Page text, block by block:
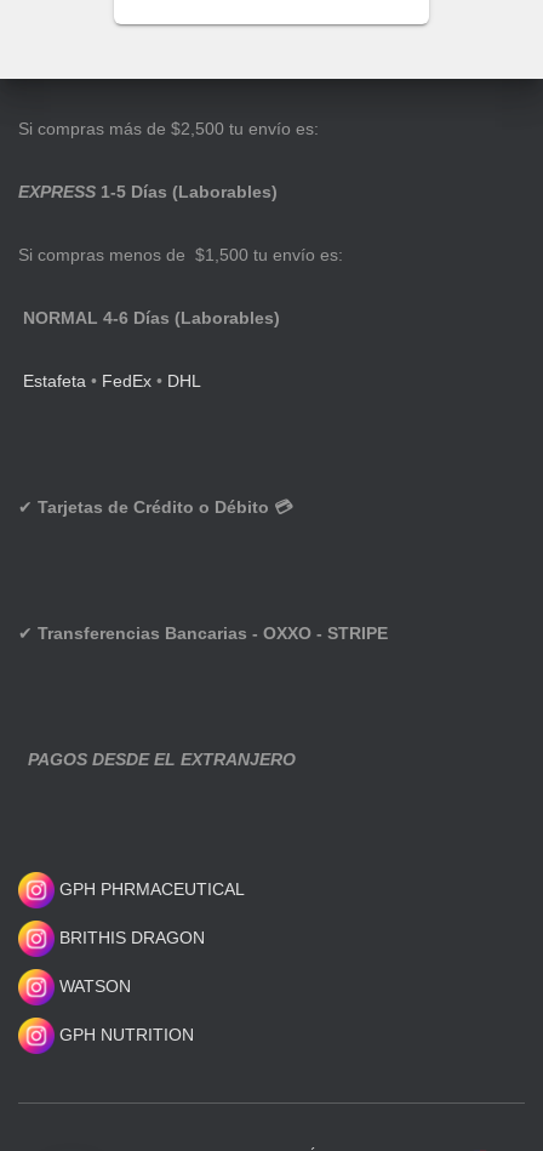
Si compras más de $2,500 tu envío es:
EXPRESS 1-5 Días (Laborables)
Si compras menos de $1,500 tu envío es:
NORMAL 4-6 Días (Laborables)
Estafeta • FedEx • DHL
✔ Tarjetas de Crédito o Débito 💳
✔ Transferencias Bancarias - OXXO - STRIPE
PAGOS DESDE EL EXTRANJERO
GPH PHRMACEUTICAL
BRITHIS DRAGON
WATSON
GPH NUTRITION